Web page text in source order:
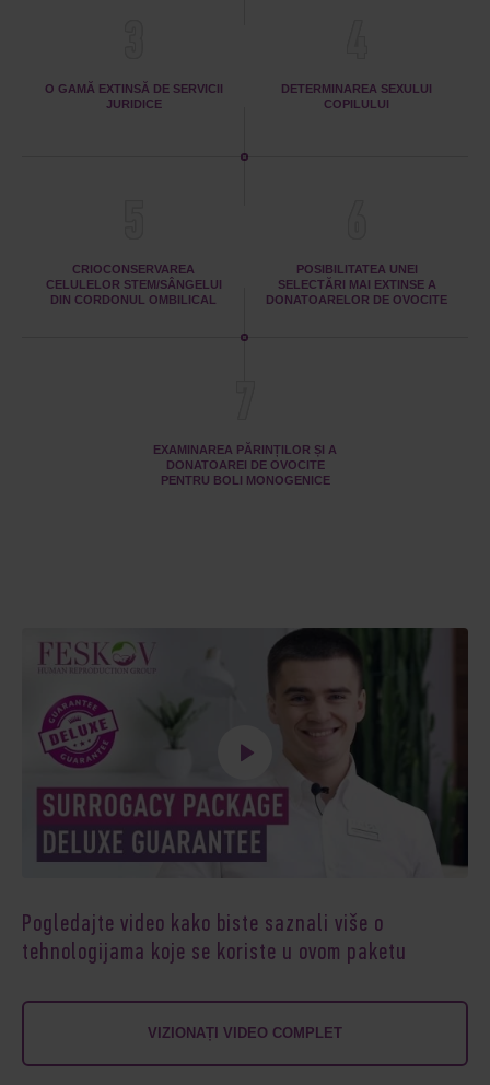
O GAMĂ EXTINSĂ DE SERVICII
JURIDICE
DETERMINAREA SEXULUI
COPILULUI
CRIOCONSERVAREA
CELULELOR STEM/SÂNGELUI
DIN CORDONUL OMBILICAL
POSIBILITATEA UNEI
SELECTĂRI MAI EXTINSE A
DONATOARELOR DE OVOCITE
EXAMINAREA PĂRINȚILOR ȘI A
DONATOAREI DE OVOCITE
PENTRU BOLI MONOGENICE
Pogledajte video kako biste saznali više o
tehnologijama koje se koriste u ovom paketu
VIZIONAȚI VIDEO COMPLET